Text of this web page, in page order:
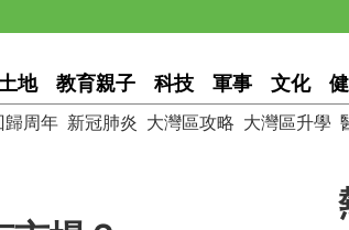
地 教育親子 科技 軍事 文化
歸周年 新冠肺炎 大灣區攻略 大灣區升學